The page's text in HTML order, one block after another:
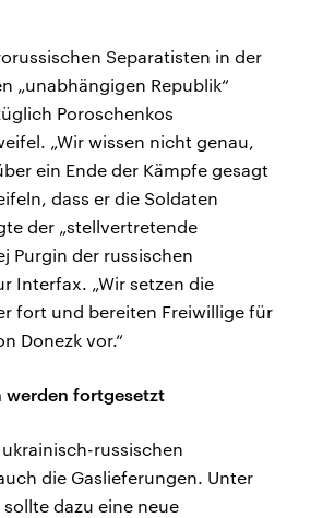
Separatisten in der
„unabhängigen Republik“
Poroschenkos
„Wir wissen nicht genau,
ein Ende der Kämpfe gesagt
dass er die Soldaten
der „stellvertretende
Purgin der russischen
Interfax. „Wir setzen die
fort und bereiten Freiwillige für
Donezk vor.“
werden fortgesetzt
russischen
die Gaslieferungen. Unter
dazu eine neue